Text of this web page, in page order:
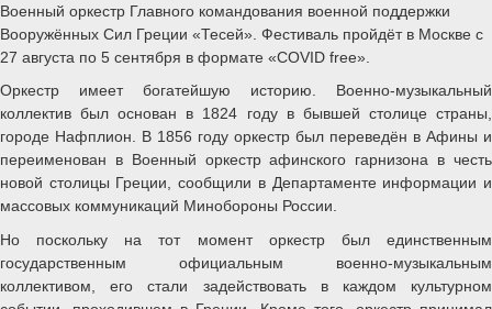
Военный оркестр Главного командования военной поддержки
Вооружённых Сил Греции «Тесей». Фестиваль пройдёт в Москве с
27 августа по 5 сентября в формате «COVID free».
Оркестр имеет богатейшую историю. Военно-музыкальный
коллектив был основан в 1824 году в бывшей столице страны,
городе Нафплион. В 1856 году оркестр был переведён в Афины и
переименован в Военный оркестр афинского гарнизона в честь
новой столицы Греции, сообщили в Департаменте информации и
массовых коммуникаций Минобороны России.
Но поскольку на тот момент оркестр был единственным
государственным официальным военно-музыкальным
коллективом, его стали задействовать в каждом культурном